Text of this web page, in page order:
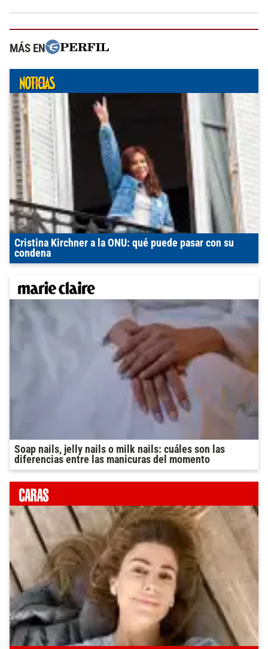
MÁS EN
Cristina Kirchner a la ONU: qué puede pasar con su
condena
Soap nails, jelly nails o milk nails: cuáles son las
diferencias entre las manicuras del momento